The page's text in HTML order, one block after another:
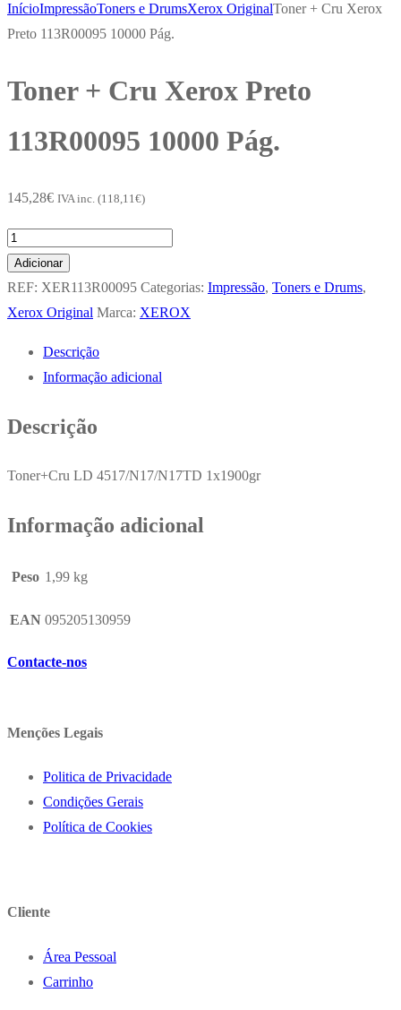
InícioImpressãoToners e DrumsXerox OriginalToner + Cru Xerox
Preto 113R00095 10000 Pág.
Toner + Cru Xerox Preto
113R00095 10000 Pág.
145,28€ IVA inc. (118,11 €)
Quantidade
de
Toner
+
10000
Adicionar
REF: XER113R00095 Categorias: Impressão, Toners e Drums,
Xerox Original Marca: XEROX
Descrição
Informação adicional
Descrição
Toner+Cru LD 4517/N17/N17TD 1x1900gr
Informação adicional
Peso 1,99 kg
EAN 095205130959
Contacte-nos
Menções Legais
Politica de Privacidade
Condições Gerais
Política de Cookies
Cliente
Área Pessoal
Carrinho